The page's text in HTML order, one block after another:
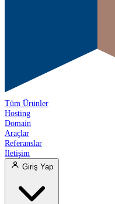
Tüm Ürünler
Hosting
Domain
Araçlar
Referanslar
İletişim
Giriş Yap